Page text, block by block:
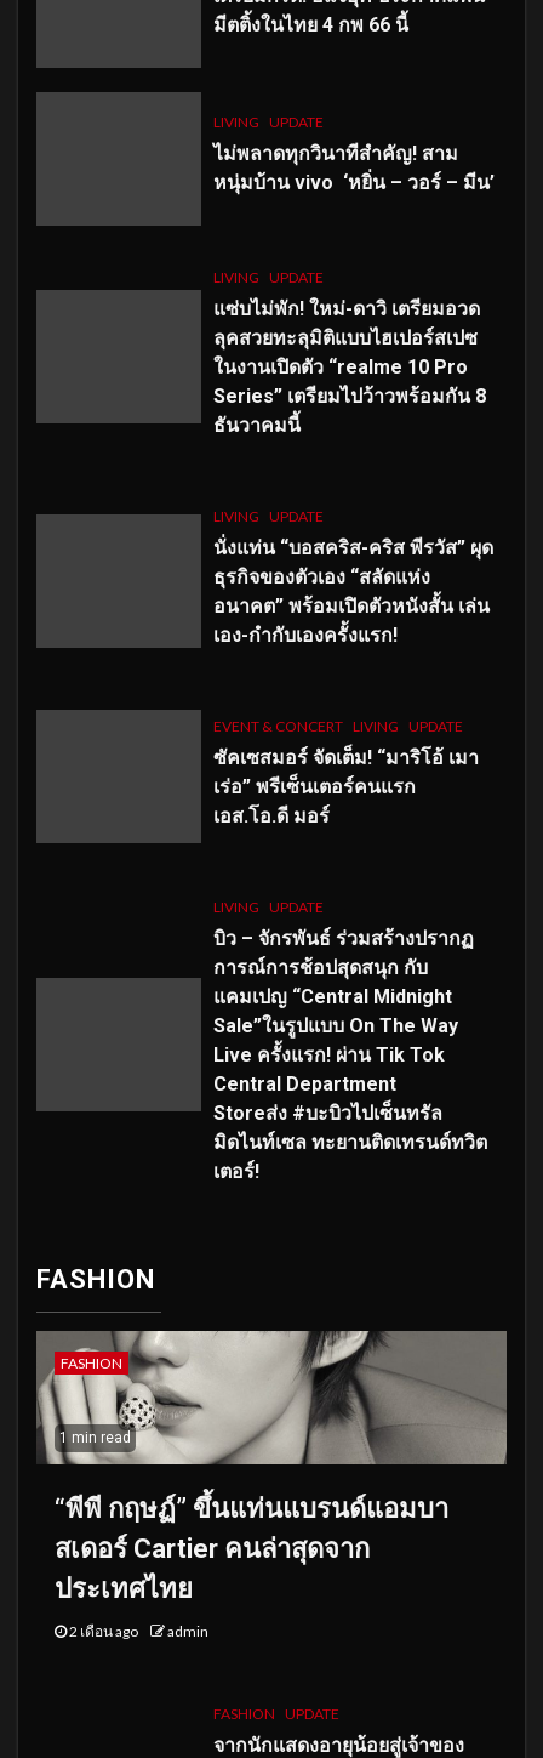
มีตติ้งในไทย 4 กพ 66 นี้
LIVING UPDATE
ไม่พลาดทุกวินาทีสำคัญ! สาม
หนุ่มบ้าน vivo ‘หยิ่น – วอร์ – มีน’
LIVING UPDATE
แซ่บไม่พัก! ใหม่-ดาวิ เตรียมอวด
ลุคสวยทะลุมิติแบบไฮเปอร์สเปซ
ในงานเปิดตัว “realme 10 Pro
Series” เตรียมไปว้าวพร้อมกัน 8
ธันวาคมนี้
LIVING UPDATE
นั่งแท่น “บอสคริส-คริส พีรวัส” ผุด
ธุรกิจของตัวเอง “สลัดแห่ง
อนาคต” พร้อมเปิดตัวหนังสั้น เล่น
เอง-กำกับเองครั้งแรก!
EVENT & CONCERT LIVING UPDATE
ซัคเซสมอร์ จัดเต็ม! “มาริโอ้ เมา
เร่อ” พรีเซ็นเตอร์คนแรก
เอส.โอ.ดี มอร์
LIVING UPDATE
บิว – จักรพันธ์ ร่วมสร้างปรากฏ
การณ์การช้อปสุดสนุก กับ
แคมเปญ “Central Midnight
Sale”ในรูปแบบ On The Way
Live ครั้งแรก! ผ่าน Tik Tok
Central Department
Storeส่ง #บะบิวไปเซ็นทรัล
มิดไนท์เซล ทะยานติดเทรนด์ทวิต
เตอร์!
FASHION
FASHION
1 min read
“พีพี กฤษฏ์” ขึ้นแท่นแบรนด์แอมบา
สเดอร์ Cartier คนล่าสุดจาก
ประเทศไทย
2 เดือน ago admin
FASHION UPDATE
จากนักแสดงอายุน้อยสู่เจ้าของ